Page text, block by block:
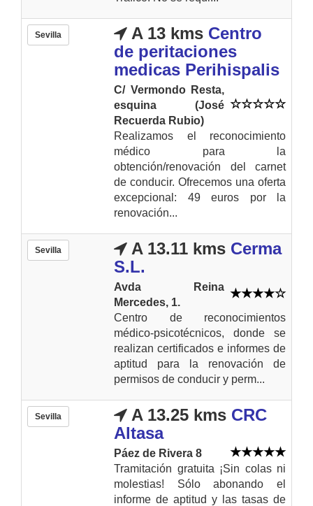
Sevilla A 13 kms Centro
de peritaciones
medicas Perihispalis
C/ Vermondo Resta,
esquina (José
Recuerda Rubio)
Realizamos el reconocimiento
médico para la
obtención/renovación del carnet
de conducir. Ofrecemos una oferta
excepcional: 49 euros por la
renovación...
Sevilla A 13.11 kms Cerma
S.L.
Avda Reina
Mercedes, 1.
Centro de reconocimientos
médico-psicotécnicos, donde se
realizan certificados e informes de
aptitud para la renovación de
permisos de conducir y perm...
Sevilla A 13.25 kms CRC
Altasa
Páez de Rivera 8
Tramitación gratuita ¡Sin colas ni
molestias! Sólo abonando el
informe de aptitud y las tasas de